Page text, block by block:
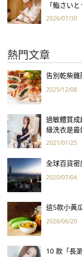
「鮨さい
2026/07/30
熱門文章
告別乾柴
2025/12/08
過敏體質
級洗衣是最
2021/01/25
全球百貨
2020/07/04
這5款小黃
2026/06/20
10 款「長